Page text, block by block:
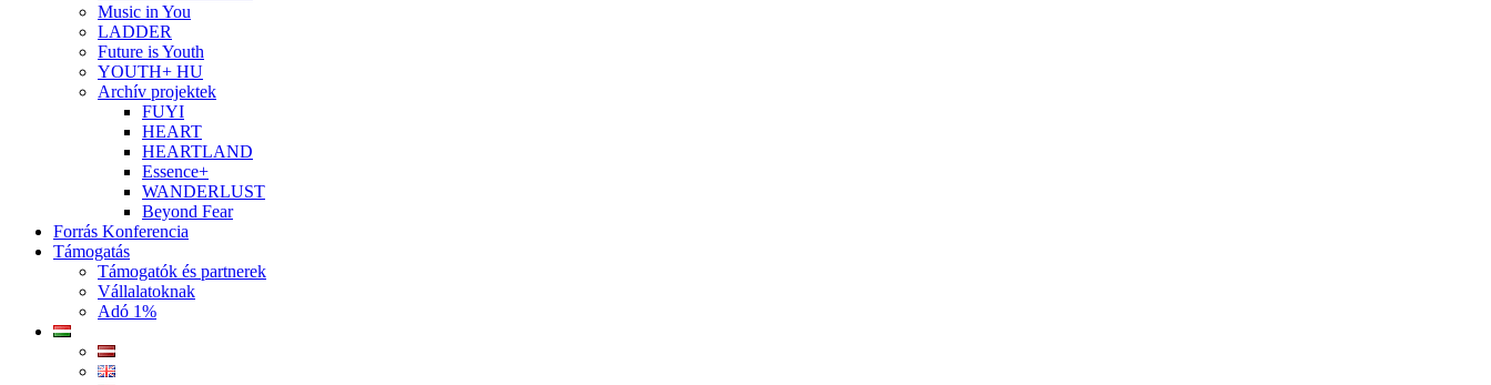
Music in You
LADDER
Future is Youth
YOUTH+ HU
Archív projektek
FUYI
HEART
HEARTLAND
Essence+
WANDERLUST
Beyond Fear
Forrás Konferencia
Támogatás
Támogatók és partnerek
Vállalatoknak
Adó 1%